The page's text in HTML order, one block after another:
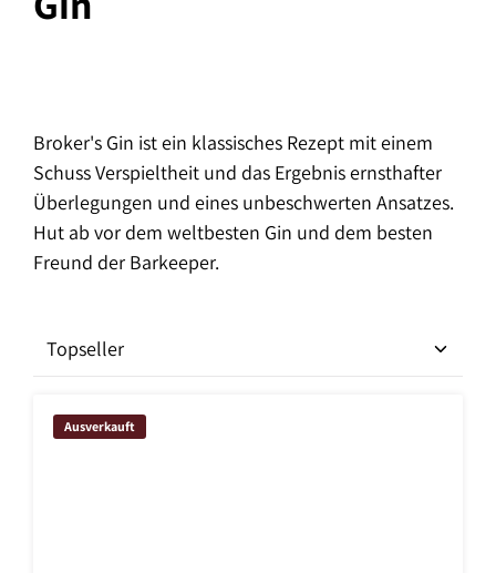
Broker's Gin ist ein klassisches Rezept mit einem
Schuss Verspieltheit und das Ergebnis ernsthafter
Überlegungen und eines unbeschwerten Ansatzes.
Hut ab vor dem weltbesten Gin und dem besten
Freund der Barkeeper.
Ausverkauft